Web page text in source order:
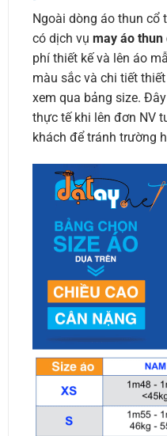
Ngoài dòng áo thun cổ
có dịch vụ may áo thun
phí thiết kế và lên áo
màu sắc và chi tiết
xem qua bảng size.
thực tế khi lên đơn NV
khách để tránh trường